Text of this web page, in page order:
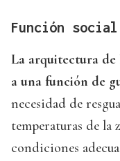
Función
La arquitectura de
a una función de
necesidad de
temperaturas de la
condiciones